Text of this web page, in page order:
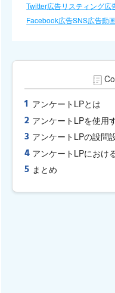
Twitter広告リスティング広
Facebook広告SNS広告動
アンケートLPとは
アンケートLPを使用
アンケートLPの設問
アンケートLPにおけ
まとめ